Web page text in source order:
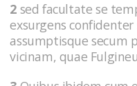
2 sed facultate se
exsurgens
assumptisque secum
vicinam, quae